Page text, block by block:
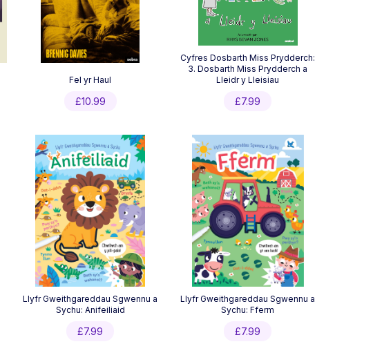
Fel yr Haul
£10.99
Cyfres Dosbarth Miss Prydderch:
3. Dosbarth Miss Prydderch a
Lleidr y Lleisiau
£7.99
Llyfr Gweithgareddau Sgwennu a
Sychu: Anifeiliaid
£7.99
Llyfr Gweithgareddau Sgwennu a
Sychu: Fferm
£7.99